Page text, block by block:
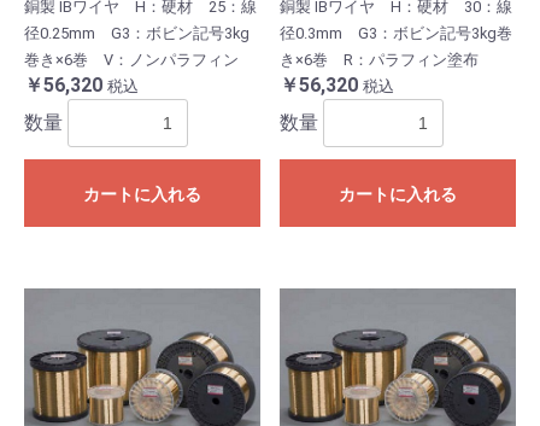
銅製 IBワイヤ H：硬材 25：線
径0.25mm G3：ボビン記号3kg
巻き×6巻 V：ノンパラフィン
￥56,320 税込
数量
カートに入れる
銅製 IBワイヤ H：硬材 30：線
径0.3mm G3：ボビン記号3kg巻
き×6巻 R：パラフィン塗布
￥56,320 税込
数量
カートに入れる